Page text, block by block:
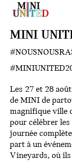
MINI
Les 27 et 28
de MINI de
magnifique ville
pour célébrer
journée
part à un
Vineyards, où ils